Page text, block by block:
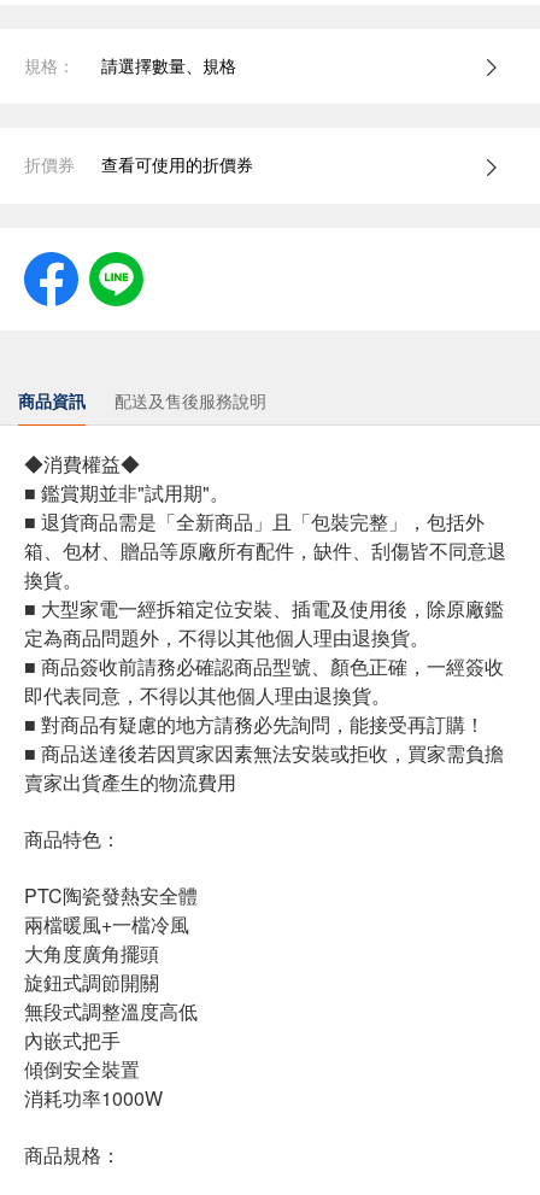
規格： 請選擇數量、規格
折價券 查看可使用的折價券
商品資訊 配送及售後服務說明
◆消費權益◆
■ 鑑賞期並非"試用期"。
■ 退貨商品需是「全新商品」且「包裝完整」，包括外
箱、包材、贈品等原廠所有配件，缺件、刮傷皆不同意退
換貨。
■ 大型家電一經拆箱定位安裝、插電及使用後，除原廠鑑
定為商品問題外，不得以其他個人理由退換貨。
■ 商品簽收前請務必確認商品型號、顏色正確，一經簽收
即代表同意，不得以其他個人理由退換貨。
■ 對商品有疑慮的地方請務必先詢問，能接受再訂購！
■ 商品送達後若因買家因素無法安裝或拒收，買家需負擔
賣家出貨產生的物流費用
商品特色：
PTC陶瓷發熱安全體
兩檔暖風+一檔冷風
大角度廣角擺頭
旋鈕式調節開關
無段式調整溫度高低
內嵌式把手
傾倒安全裝置
消耗功率1000W
商品規格：